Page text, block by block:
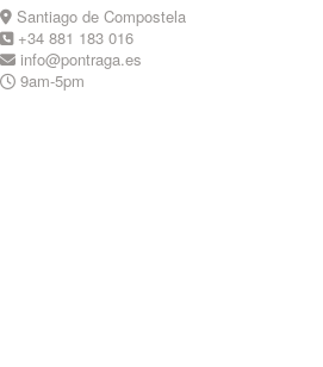
Skip
to
content
Santiago de Compostela
+34 881 183 016
info@pontraga.es
9am-5pm